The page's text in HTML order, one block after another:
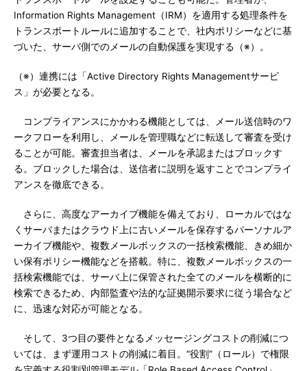
Information Rights Management（IRM）を適用する処理条件を
トランスポートルールに追加することで、社内ポリシーなどに基
づいた、サーバ側でのメールの自動保護を実現する（※）。
（※）連携には「Active Directory Rights Managementサービ
ス」が必要となる。
コンプライアンスにかかわる機能としては、メール送信時のワ
ークフローを利用し、メールを管理職などに転送して審査を受け
ることが可能。審査担当者は、メールを承認またはブロックす
る。ブロックした場合は、送信者に説明を返すことでコンプライ
アンスを徹底できる。
さらに、高度なアーカイブ機能を備えており、ローカルではな
くサーバまたはクラウド上に古いメールを保存するパーソナルア
ーカイブ機能や、複数メールボックスの一括検索機能、きめ細か
い保有ポリシー機能などを搭載。特に、複数メールボックスの一
括検索機能では、サーバ上に保管された全てのメールを横断的に
検索できるため、内部監査や法的な証拠開示要求に従う場合など
に、迅速な対応が可能となる。
そして、3つ目の要件となるメッセージングコストの削減につ
いては、まず運用コストの削減に着目。“役割”（ロール）で権限